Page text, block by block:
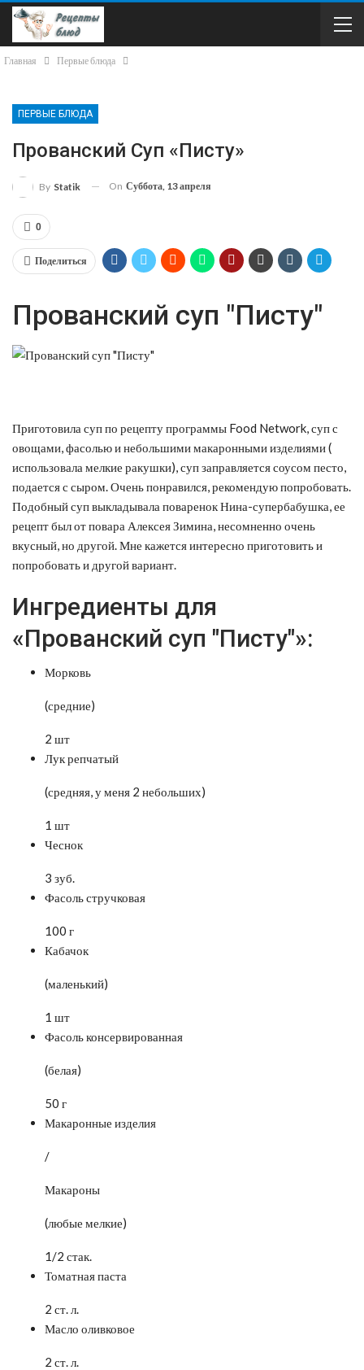
Главная Первые блюда
ПЕРВЫЕ БЛЮДА
Прованский Суп «Писту»
By Statik On Суббота, 13 апреля
0
Поделиться
Прованский суп "Писту"
Приготовила суп по рецепту программы Food Network, суп с
овощами, фасолью и небольшими макаронными изделиями (
использовала мелкие ракушки), суп заправляется соусом песто,
подается с сыром. Очень понравился, рекомендую попробовать.
Подобный суп выкладывала поваренок Нина-супербабушка, ее
рецепт был от повара Алексея Зимина, несомненно очень
вкусный, но другой. Мне кажется интересно приготовить и
попробовать и другой вариант.
Ингредиенты для
«Прованский суп "Писту"»:
Морковь
(средние)
2 шт
Лук репчатый
(средняя, у меня 2 небольших)
1 шт
Чеснок
3 зуб.
Фасоль стручковая
100 г
Кабачок
(маленький)
1 шт
Фасоль консервированная
(белая)
50 г
Макаронные изделия
/
Макароны
(любые мелкие)
1/2 стак.
Томатная паста
2 ст. л.
Масло оливковое
2 ст. л.